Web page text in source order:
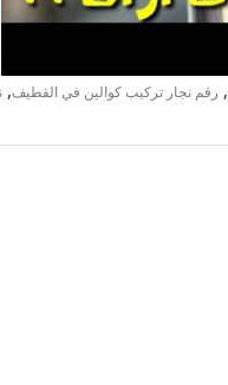
, رقم نجار تركيب كوالين في القطيف,